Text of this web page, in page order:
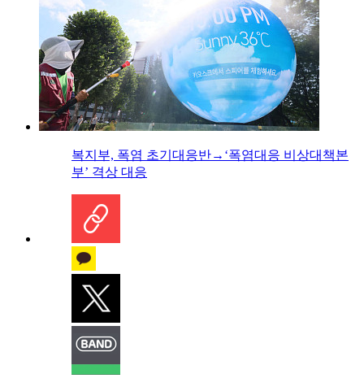
복지부, 폭염 초기대응반→‘폭염대응 비상대책본
부’ 격상 대응